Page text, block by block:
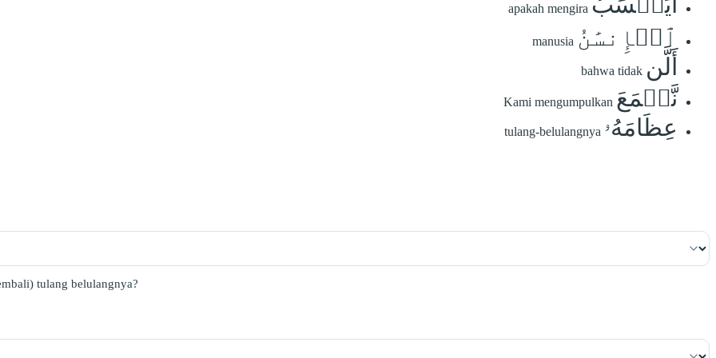
apakah mengira
ٱلۡإِنسَٰنُ manusia
أَلَّن bahwa tidak
نَّجۡمَعَ Kami mengumpulkan
عِظَامَهُۥ tulang-belulangnya
tulang belulangnya?